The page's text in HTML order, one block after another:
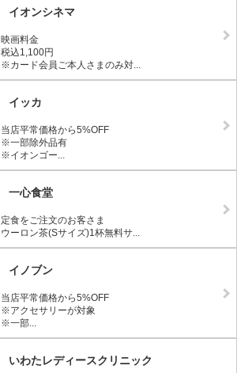
イオンシネマ
映画料金
税込1,100円
※カード会員ご本人さまのみ対...
イッカ
当店平常価格から5%OFF
※一部除外品有
※イオンゴー...
一心食堂
定食をご注文のお客さま
ウーロン茶(Sサイズ)1杯無料サ...
イノブン
当店平常価格から5%OFF
※アクセサリーが対象
※一部...
いわたレディースクリニック